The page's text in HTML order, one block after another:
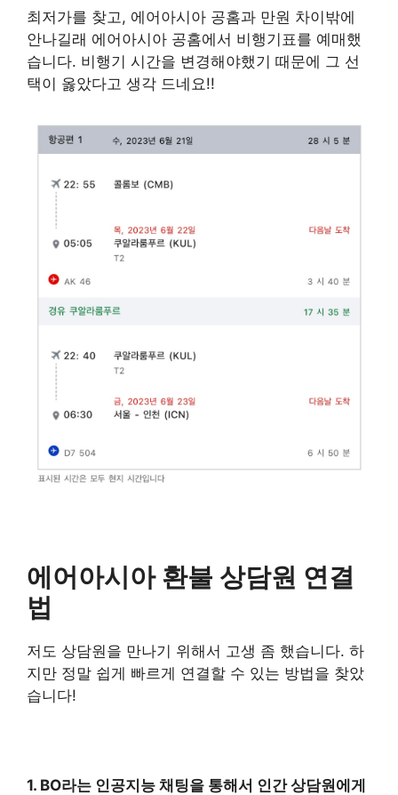
최저가를 찾고, 에어아시아 공홈과 만원 차이밖에
안나길래 에어아시아 공홈에서 비행기표를 예매했
습니다. 비행기 시간을 변경해야했기 때문에 그 선
택이 옳았다고 생각 드네요!!
에어아시아 환불 상담원 연결
법
저도 상담원을 만나기 위해서 고생 좀 했습니다. 하
지만 정말 쉽게 빠르게 연결할 수 있는 방법을 찾았
습니다!
1. BO라는 인공지능 채팅을 통해서 인간 상담원에게